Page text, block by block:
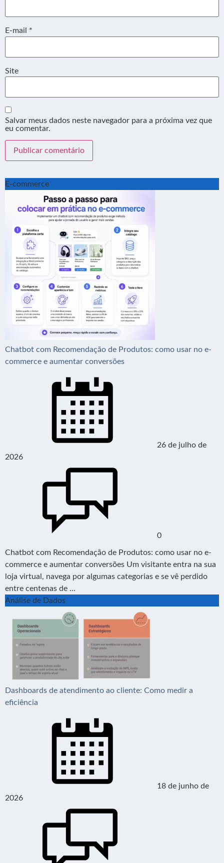
E-mail *
Site
Salvar meus dados neste navegador para a próxima vez que
eu comentar.
E-commerce
Chatbot com Recomendação de Produtos: como usar no e-
commerce e aumentar conversões
26 de julho de
2026
0
Chatbot com Recomendação de Produtos: como usar no e-
commerce e aumentar conversões Um visitante entra na sua
loja virtual, navega por algumas categorias e se vê perdido
entre centenas de ...
Análise de Dados
Dashboards de atendimento ao cliente: Como medir a
eficiência
18 de junho de
2026